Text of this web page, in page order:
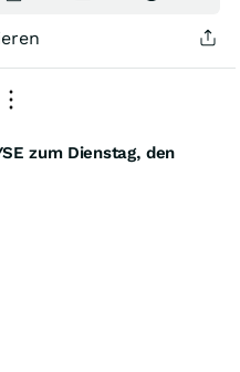
zum Dienstag, den